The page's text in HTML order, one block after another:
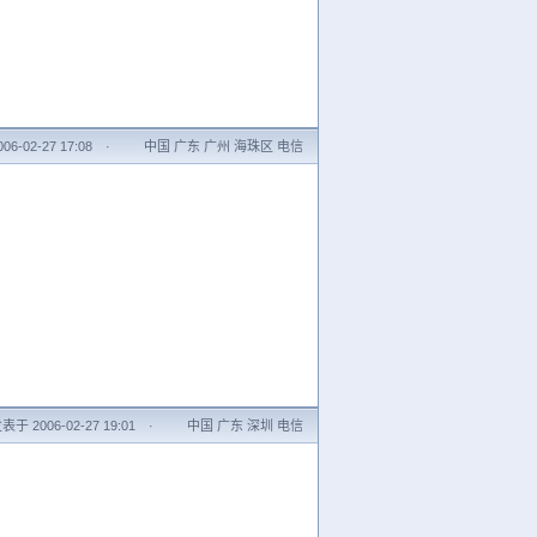
02-27 17:08 · 中国 广东 广州 海珠区 电信
表于 2006-02-27 19:01 · 中国 广东 深圳 电信